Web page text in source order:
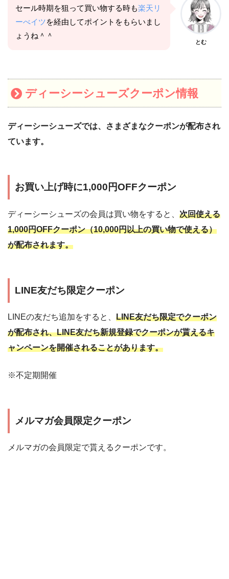
セール時期を狙って買い物する時も楽天リ
ーべイツを経由してポイントをもらいまし
ょうね＾＾
とむ
ディーシーシューズクーポン情報
ディーシーシューズでは、さまざまなクーポンが配布され
ています。
お買い上げ時に1,000円OFFクーポン
ディーシーシューズの会員は買い物をすると、 次回使える
1,000円OFFクーポン（10,000円以上の買い物で使える）
が配布されます。
LINE友だち限定クーポン
LINEの友だち追加をすると、 LINE友だち限定でクーポン
が配布され、LINE友だち新規登録でクーポンが貰えるキ
ャンペーンを開催されることがあります。
※不定期開催
メルマガ会員限定クーポン
メルマガの会員限定で貰えるクーポンです。